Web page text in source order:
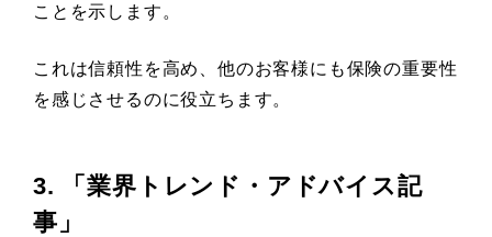
ことを示します。
これは信頼性を高め、他のお客様にも保険の重要性
を感じさせるのに役立ちます。
3. 「業界トレンド・アドバイス記
事」